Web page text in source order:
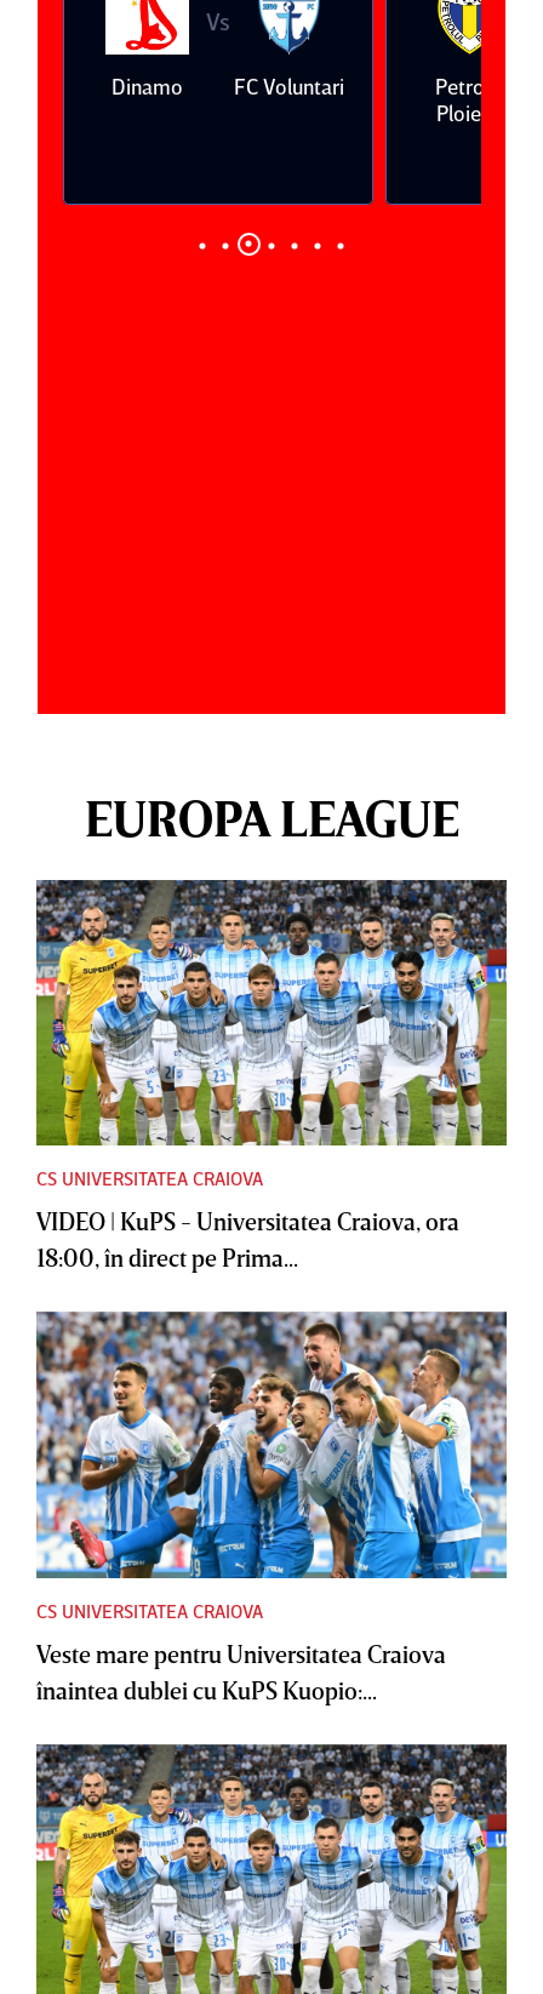
Dinamo
Vs
FC Voluntari
Petrolul
Ploieşti
EUROPA LEAGUE
CS UNIVERSITATEA CRAIOVA
VIDEO | KuPS - Universitatea Craiova, ora
18:00, în direct pe Prima...
CS UNIVERSITATEA CRAIOVA
Veste mare pentru Universitatea Craiova
înaintea dublei cu KuPS Kuopio:...